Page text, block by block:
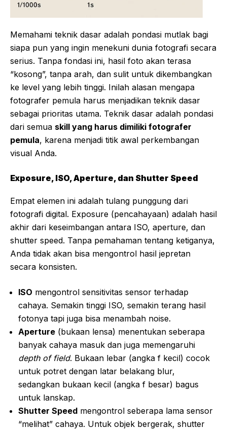
Memahami teknik dasar adalah pondasi mutlak bagi
siapa pun yang ingin menekuni dunia fotografi secara
serius. Tanpa fondasi ini, hasil foto akan terasa
“kosong”, tanpa arah, dan sulit untuk dikembangkan
ke level yang lebih tinggi. Inilah alasan mengapa
fotografer pemula harus menjadikan teknik dasar
sebagai prioritas utama. Teknik dasar adalah pondasi
dari semua skill yang harus dimiliki fotografer
pemula, karena menjadi titik awal perkembangan
visual Anda.
Exposure, ISO, Aperture, dan Shutter Speed
Empat elemen ini adalah tulang punggung dari
fotografi digital. Exposure (pencahayaan) adalah hasil
akhir dari keseimbangan antara ISO, aperture, dan
shutter speed. Tanpa pemahaman tentang ketiganya,
Anda tidak akan bisa mengontrol hasil jepretan
secara konsisten.
ISO mengontrol sensitivitas sensor terhadap
cahaya. Semakin tinggi ISO, semakin terang hasil
fotonya tapi juga bisa menambah noise.
Aperture (bukaan lensa) menentukan seberapa
banyak cahaya masuk dan juga memengaruhi
depth of field. Bukaan lebar (angka f kecil) cocok
untuk potret dengan latar belakang blur,
sedangkan bukaan kecil (angka f besar) bagus
untuk lanskap.
Shutter Speed mengontrol seberapa lama sensor
“melihat” cahaya. Untuk objek bergerak, shutter